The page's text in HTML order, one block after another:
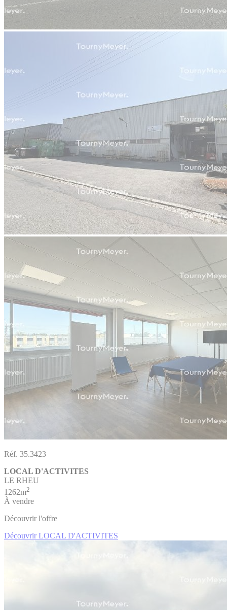
Réf. 35.3423
LOCAL D'ACTIVITES
LE RHEU
1262m2
À vendre
Découvrir l'offre
Découvrir LOCAL D'ACTIVITES